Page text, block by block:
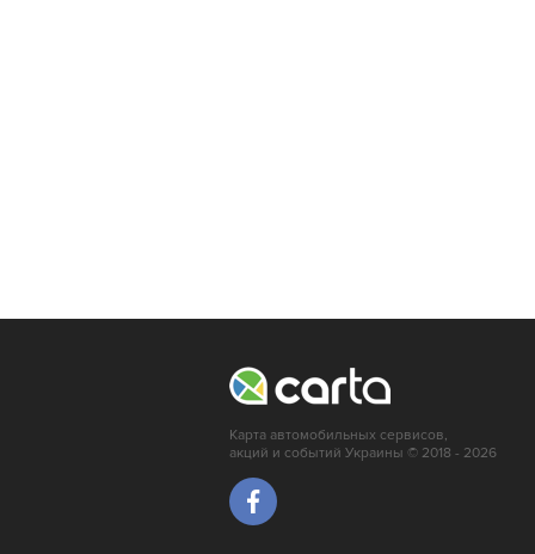
Карта автомобильных сервисов,
акций и событий Украины © 2018 - 2026